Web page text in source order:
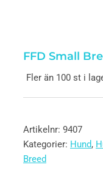
FFD Small
Fler än 100 st i
Artikelnr: 9407
Kategorier: Hund,
Breed